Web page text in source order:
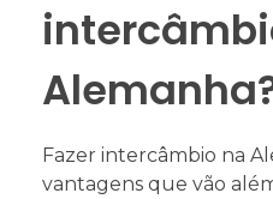
Fazer intercâmbio na
vantagens que vão